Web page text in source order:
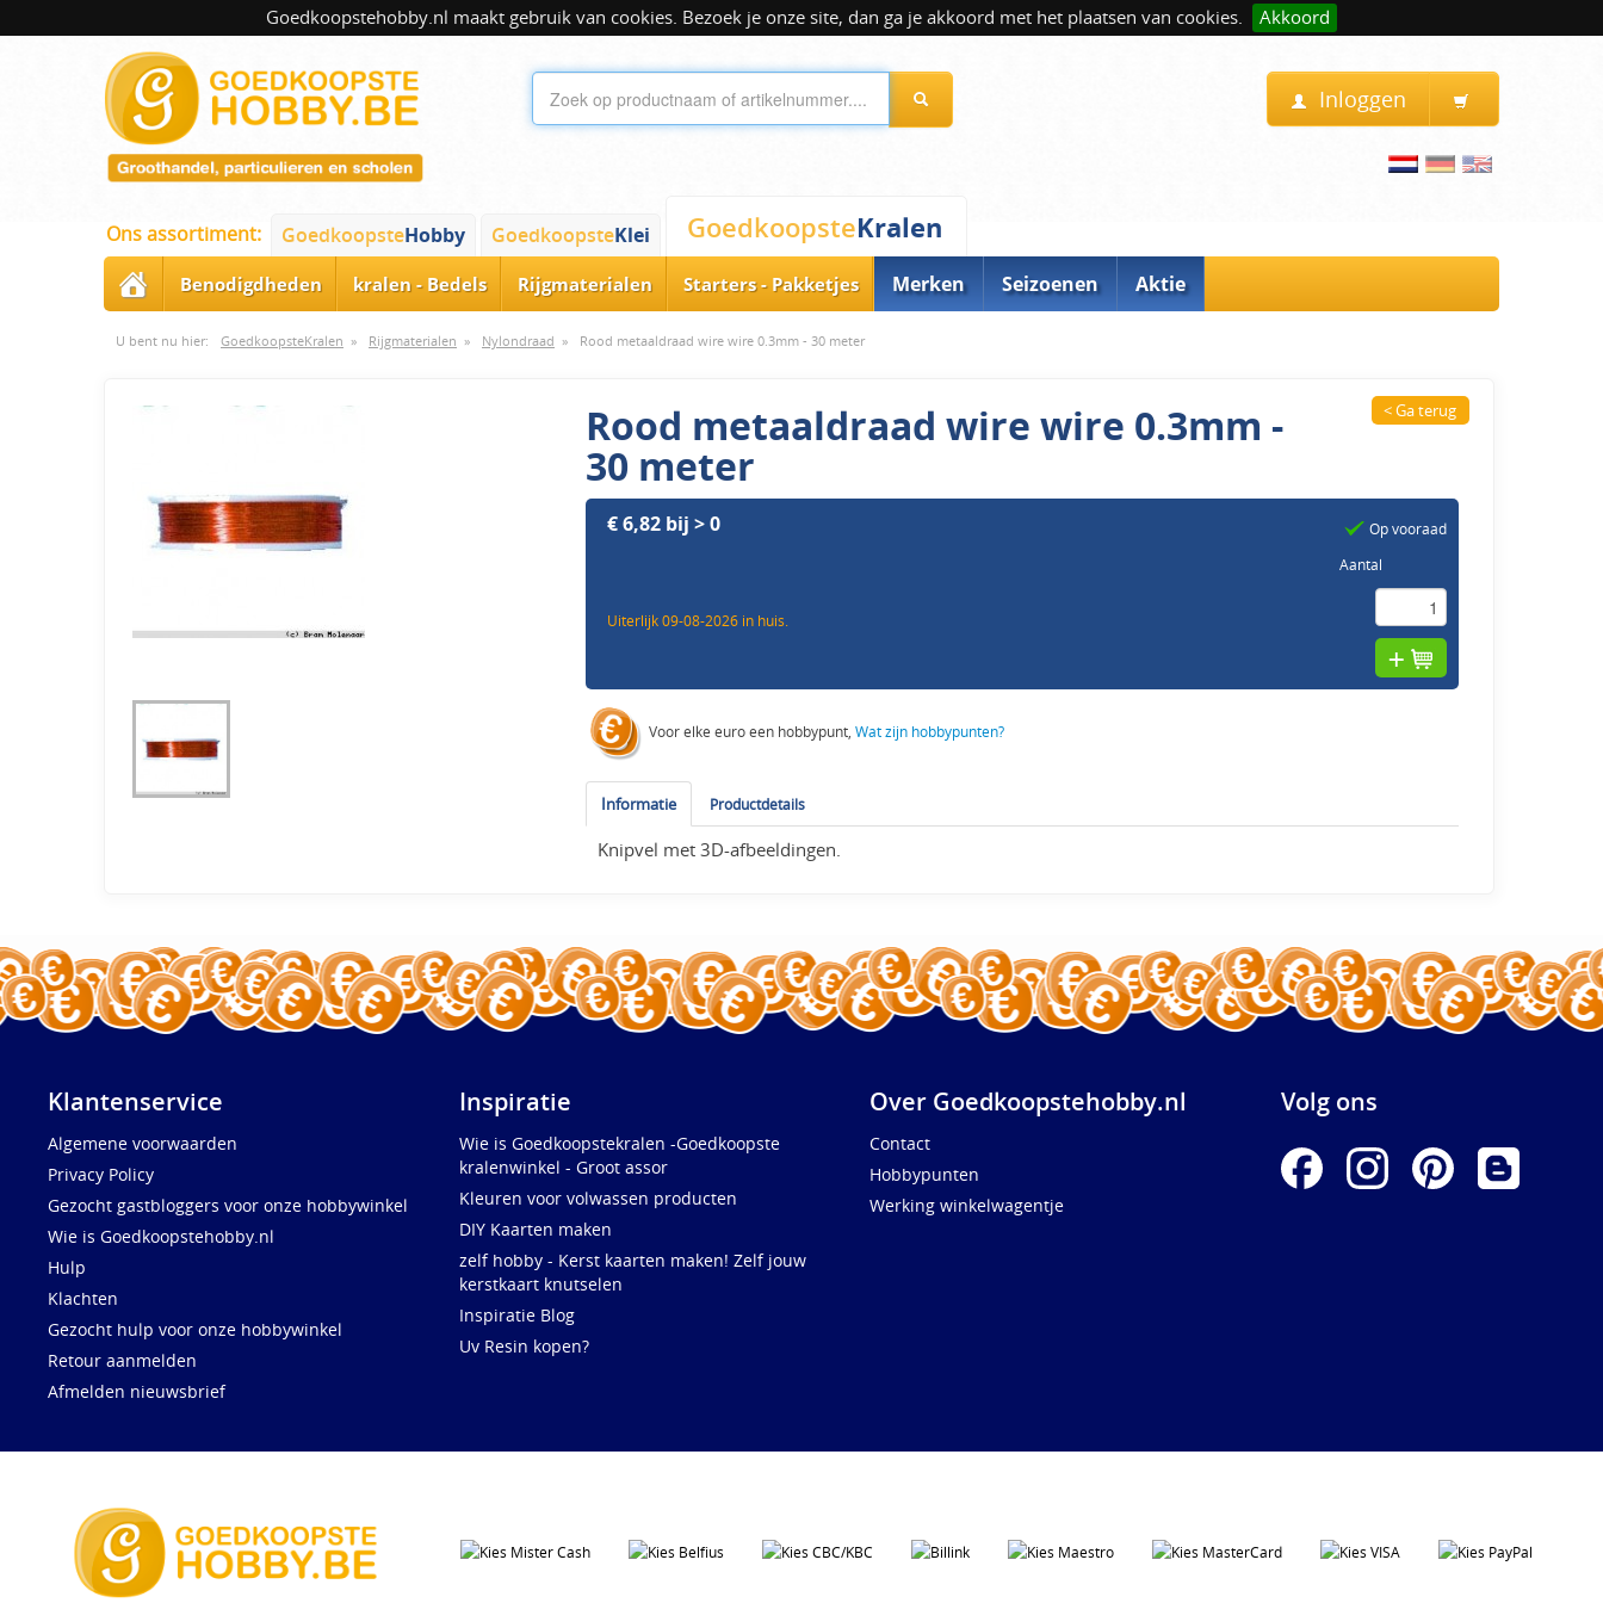
Goedkoopstehobby.nl maakt gebruik van cookies. Bezoek je onze site, dan ga je akkoord met het plaatsen van cookies. Akkoord
Inloggen
Ons assortiment: GoedkoopsteHobby GoedkoopsteKlei GoedkoopsteKralen
Benodigdheden kralen - Bedels Rijgmaterialen Starters - Pakketjes Merken Seizoenen Aktie
U bent nu hier: GoedkoopsteKralen » Rijgmaterialen » Nylondraad » Rood metaaldraad wire wire 0.3mm - 30 meter
Rood metaaldraad wire wire 0.3mm -
30 meter
< Ga terug
€ 6,82 bij > 0
Uiterlijk 09-08-2026 in huis.
Op vooraad
Aantal
Voor elke euro een hobbypunt,Wat zijn hobbypunten?
Informatie Productdetails
Knipvel met 3D-afbeeldingen.
Klantenservice
Algemene voorwaarden
Privacy Policy
Gezocht gastbloggers voor onze hobbywinkel
Wie is Goedkoopstehobby.nl
Hulp
Klachten
Gezocht hulp voor onze hobbywinkel
Retour aanmelden
Afmelden nieuwsbrief
Inspiratie
Wie is Goedkoopstekralen -Goedkoopste
kralenwinkel - Groot assor
Kleuren voor volwassen producten
DIY Kaarten maken
zelf hobby - Kerst kaarten maken! Zelf jouw
kerstkaart knutselen
Inspiratie Blog
Uv Resin kopen?
Over Goedkoopstehobby.nl
Contact
Hobbypunten
Werking winkelwagentje
Volg ons